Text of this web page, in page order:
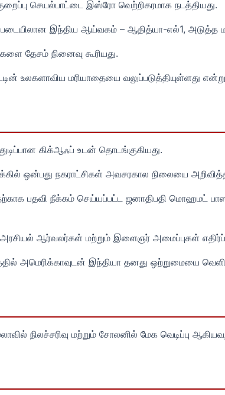
செயல்பாட்டை இஸ்ரோ வெற்றிகரமாக நடத்தியது.
இந்திய ஆய்வகம் – ஆதித்யா-எல்1, அடுத்த
தேசம் நினைவு கூரியது.
உலகளாவிய மரியாதையை வலுப்படுத்தியுள்ளது என்று
கிக்ஆஃப் உடன் தொடங்குகியது.
ஒன்பது நகராட்சிகள் அவசரகால நிலையை
பதவி நீக்கம் செய்யப்பட்ட ஜனாதிபதி மொஹமட்
ஆர்வலர்கள் மற்றும் இளைஞர் அமைப்புகள்
அமெரிக்காவுடன் இந்தியா தனது ஒற்றுமையை
நிலச்சரிவு மற்றும் சோலனில் மேக வெடிப்பு